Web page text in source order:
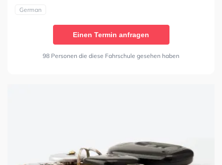
German
Einen Termin anfragen
98 Personen die diese Fahrschule gesehen haben